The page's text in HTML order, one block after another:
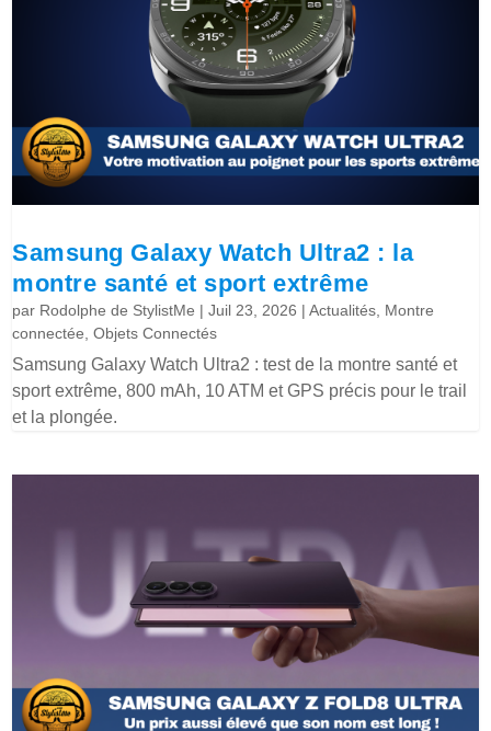
Samsung Galaxy Watch Ultra2 : la
montre santé et sport extrême
par Rodolphe de StylistMe |Juil 23, 2026 |Actualités Montre
connectée ,Objets Connectés
Samsung Galaxy Watch Ultra2 : test de la montre santé et
sport extrême, 800 mAh, 10 ATM et GPS précis pour le trail
et la plongée.